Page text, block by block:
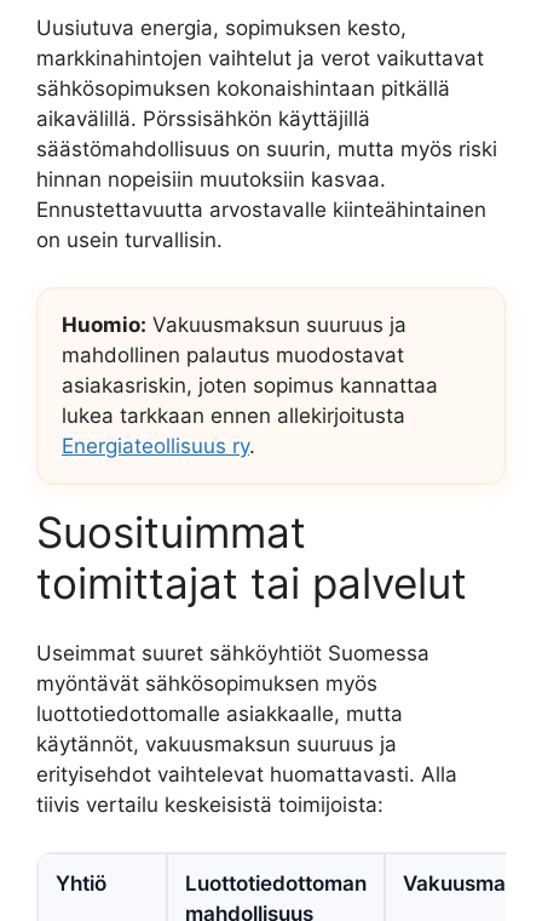
Uusiutuva energia, sopimuksen kesto,
markkinahintojen vaihtelut ja verot vaikuttavat
sähkösopimuksen kokonaishintaan pitkällä
aikavälillä. Pörssisähkön käyttäjillä
säästömahdollisuus on suurin, mutta myös riski
hinnan nopeisiin muutoksiin kasvaa.
Ennustettavuutta arvostavalle kiinteähintainen
on usein turvallisin.
Huomio: Vakuusmaksun suuruus ja
mahdollinen palautus muodostavat
asiakasriskin, joten sopimus kannattaa
lukea tarkkaan ennen allekirjoitusta
Energiateollisuus ry.
Suosituimmat
toimittajat tai palvelut
Useimmat suuret sähköyhtiöt Suomessa
myöntävät sähkösopimuksen myös
luottotiedottomalle asiakkaalle, mutta
käytännöt, vakuusmaksun suuruus ja
erityisehdot vaihtelevat huomattavasti. Alla
tiivis vertailu keskeisistä toimijoista:
Yhtiö
Luottotiedottoman
mahdollisuus
Vakuusmaksu